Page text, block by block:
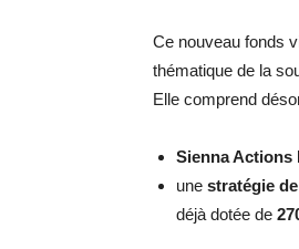
Ce nouveau fonds
thématique de la
Elle comprend
Sienna Actions
une stratégie
déjà dotée de